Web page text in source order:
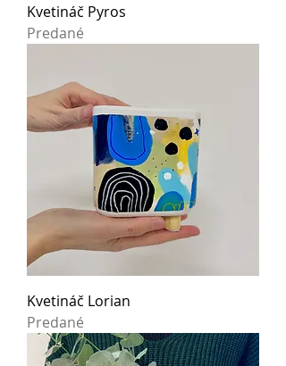
Kvetináč Pyros
Predané
Kvetináč Lorian
Predané